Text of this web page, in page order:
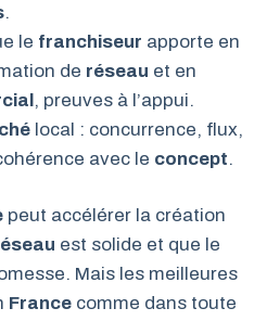
.
le franchiseur apporte en
de réseau et en
, preuves à l’appui.
local : concurrence, flux,
avec le concept.
peut accélérer la création
est solide et que le
Mais les meilleures
France comme dans toute